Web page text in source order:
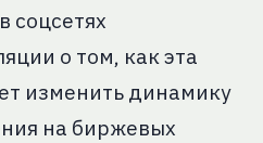
соцсетях
о том, как эта
изменить динамику
на биржевых